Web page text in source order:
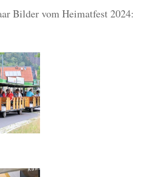
Bilder vom Heimatfest 2024: